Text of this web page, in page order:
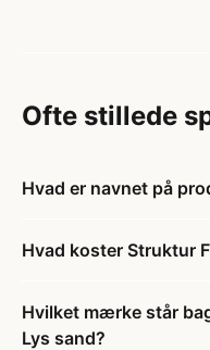
Ofte stillede
Hvad er navnet på
Hvad koster Struktur
Hvilket mærke står
Lys sand?